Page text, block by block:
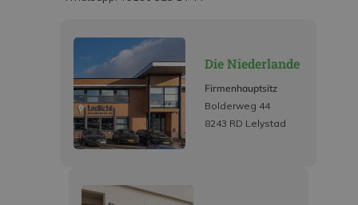
Die Niederlande
Firmenhauptsitz
Bolderweg 44
8243 RD Lelystad